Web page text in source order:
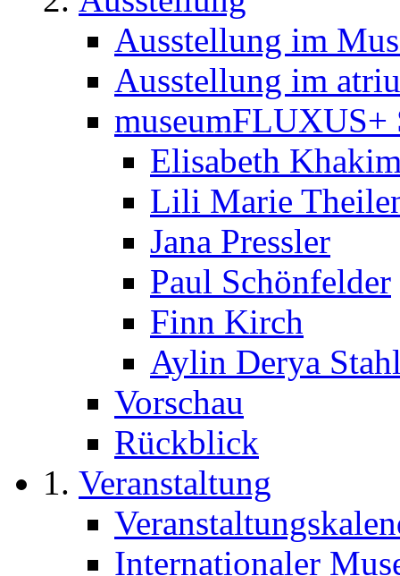
Ausstellung im
Ausstellung im
museumFLUXUS+
Elisabeth
Lili Marie
Jana Pressler
Paul Schönfelder
Finn Kirch
Aylin Derya
Vorschau
Rückblick
Veranstaltung
Internationaler